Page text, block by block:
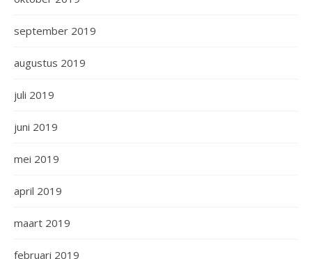
september 2019
augustus 2019
juli 2019
juni 2019
mei 2019
april 2019
maart 2019
februari 2019